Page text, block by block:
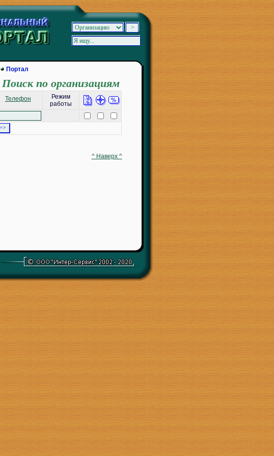
Портал
Поиск по организациям
Телефон
Режим
работы
^ Наверх ^